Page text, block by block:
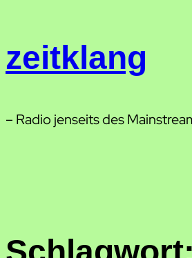
springen
zeitklang
– Radio jenseits des